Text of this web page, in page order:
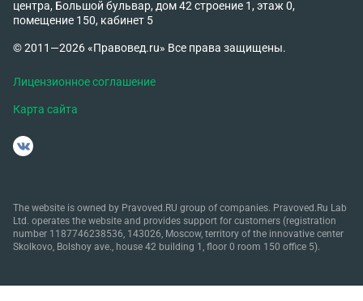
центра, Большой бульвар, дом 42 строение 1, этаж 0,
помещение 150, кабинет 5
© 2011—2026 «Правовед.ru» Все права защищены.
Лицензионное соглашение
Карта сайта
The website is owned by Pravoved.RU group of companies. Pravoved.Ru Lab
Ltd. operates the website and provides support for customers (registration
number 1187746238536, 143026, Moscow, territory of the innovative center
Skolkovo, Bolshoy ave., house 42 building 1, floor 0 room 150 office 5).